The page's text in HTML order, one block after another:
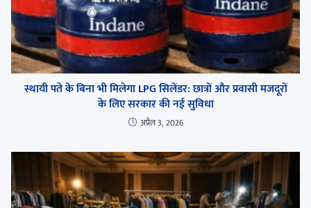
स्थायी पते के बिना भी मिलेगा LPG सिलेंडर: छात्रों और प्रवासी मजदूरों
के लिए सरकार की नई सुविधा
अप्रैल 3, 2026